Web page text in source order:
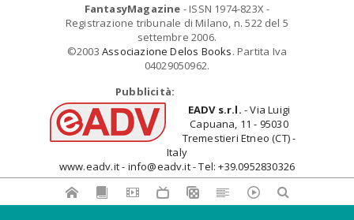
FantasyMagazine - ISSN 1974-823X -
Registrazione tribunale di Milano, n. 522 del 5
settembre 2006.
©2003 Associazione Delos Books. Partita Iva
04029050962.
Pubblicità:
EADV s.r.l. - Via Luigi
Capuana, 11 - 95030
Tremestieri Etneo (CT) -
Italy
www.eadv.it - info@eadv.it - Tel: +39.0952830326